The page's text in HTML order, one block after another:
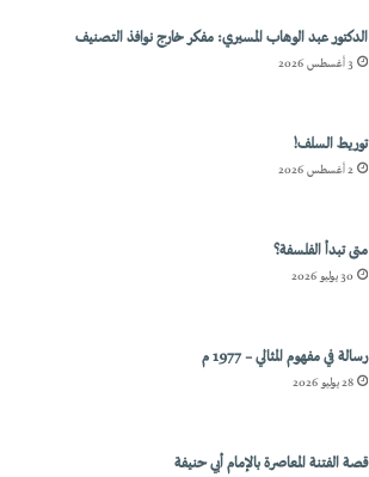
الدكتور عبد الوهاب المسيري: مفكر خارج نوافذ التصنيف
3 أغسطس 2026
توريط السلف!
2 أغسطس 2026
متى تبدأ الفلسفة؟
30 يوليو 2026
رسالة في مفهوم المثالي – 1977 م
28 يوليو 2026
قصة الفتنة المعاصرة بالإمام أبي حنيفة